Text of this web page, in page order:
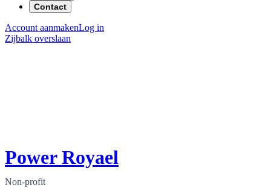
Contact
Account aanmakenLog in
Zijbalk overslaan
Power Royael
Non-profit